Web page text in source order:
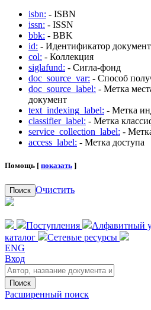
isbn: - ISBN
issn: - ISSN
bbk: - BBK
id: - Идентификатор
col: - Коллекция
siglafund: - Сигла-фонд
doc_source_var: - Способ
doc_source_label: - Метка
документ
text_indexing_label: - Метка
classifier_label: - Метка
service_collection_label: -
access_label: - Метка доступа
Помощь [ показать ]
Поиск Очистить
Поступления Алфавитный
каталог
Сетевые ресурсы
ENG
Вход
Поиск
Расширенный поиск